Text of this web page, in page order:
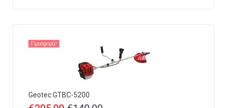
Προσφορά!
Geotec GTBC-5200